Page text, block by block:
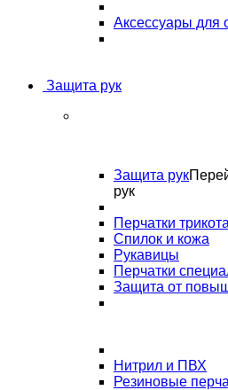
Аксессуары для
Защита рук
Защита рук
рук
Перчатки
Спилок и кожа
Рукавицы
Перчатки
Защита от
Нитрил и ПВХ
Резиновые